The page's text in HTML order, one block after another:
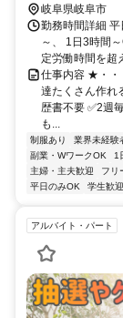
岐阜県岐阜市
勤務時間詳細
～、 1日3時間
定労働時間を超
仕事内容 ★・・
達たくさん作れ
歴書不要 ✅2週
も...
制服あり 業界未経験
副業・WワークOK
1
主婦・主夫歓迎
フリ
平日のみOK
学生歓迎
アルバイト・パート